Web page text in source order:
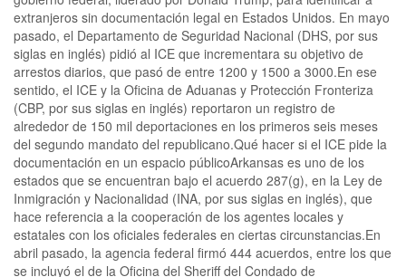
extranjeros sin documentación legal en Estados Unidos. En mayo
pasado, el Departamento de Seguridad Nacional (DHS, por sus
siglas en inglés) pidió al ICE que incrementara su objetivo de
arrestos diarios, que pasó de entre 1200 y 1500 a 3000.En ese
sentido, el ICE y la Oficina de Aduanas y Protección Fronteriza
(CBP, por sus siglas en inglés) reportaron un registro de
alrededor de 150 mil deportaciones en los primeros seis meses
del segundo mandato del republicano.Qué hacer si el ICE pide la
documentación en un espacio públicoArkansas es uno de los
estados que se encuentran bajo el acuerdo 287(g), en la Ley de
Inmigración y Nacionalidad (INA, por sus siglas en inglés), que
hace referencia a la cooperación de los agentes locales y
estatales con los oficiales federales en ciertas circunstancias.En
abril pasado, la agencia federal firmó 444 acuerdos, entre los que
se incluyó el de la Oficina del Sheriff del Condado de